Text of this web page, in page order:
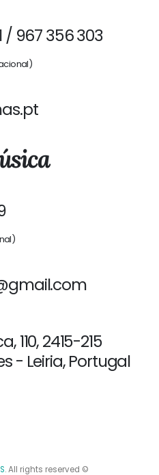
/ 967 356 303
110, 2415-215
- Leiria, Portugal
. All rights reserved ©